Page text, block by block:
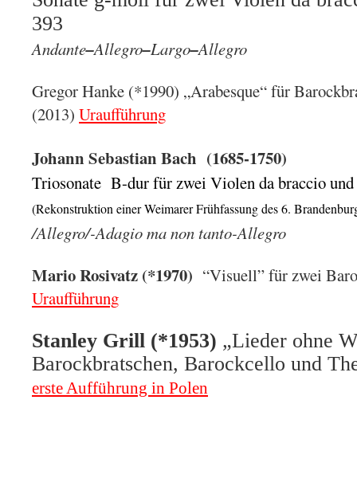
393
Andante–Allegro–Largo–Allegro
Gregor Hanke (*1990) „Arabesque“ für
(2013) Uraufführung
Johann Sebastian Bach (1685-1750)
Triosonate B-dur für zwei Violen da braccio
(Rekonstruktion einer Weimarer Frühfassung des 6.
/Allegro/-Adagio ma non tanto-Allegro
Mario Rosivatz (*1970) “Visuell” für zwei
Uraufführung
Stanley Grill (*1953) „Lieder ohne
Barockbratschen, Barockcello und
erste Aufführung in Polen